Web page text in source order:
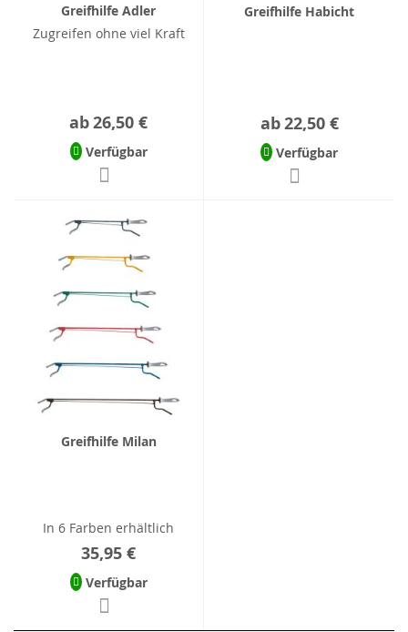
Greifhilfe Adler
Zugreifen ohne viel Kraft
ab26,50 €
Verfügbar
Greifhilfe Habicht
ab22,50 €
Verfügbar
Greifhilfe Milan
In 6 Farben erhältlich
35,95 €
Verfügbar